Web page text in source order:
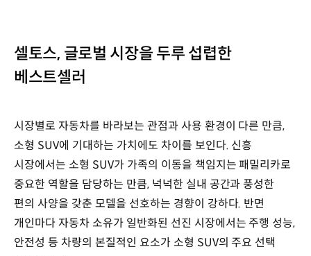
셀토스, 글로벌 시장을 두루 섭렵한
베스트셀러
시장별로 자동차를 바라보는 관점과 사용 환경이 다른 만큼,
소형 SUV에 기대하는 가치에도 차이를 보인다. 신흥
시장에서는 소형 SUV가 가족의 이동을 책임지는 패밀리카로
중요한 역할을 담당하는 만큼, 넉넉한 실내 공간과 풍성한
편의 사양을 갖춘 모델을 선호하는 경향이 강하다. 반면
개인마다 자동차 소유가 일반화된 선진 시장에서는 주행 성능,
안전성 등 차량의 본질적인 요소가 소형 SUV의 주요 선택